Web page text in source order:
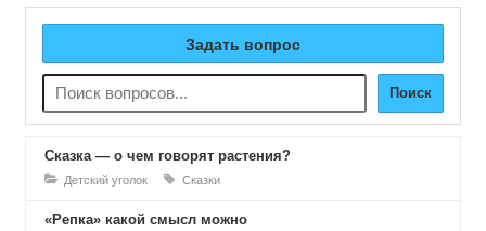
Задать вопрос
Поиск
Сказка — о чем говорят растения?
Детский уголок Сказки
«Репка» какой смысл можно